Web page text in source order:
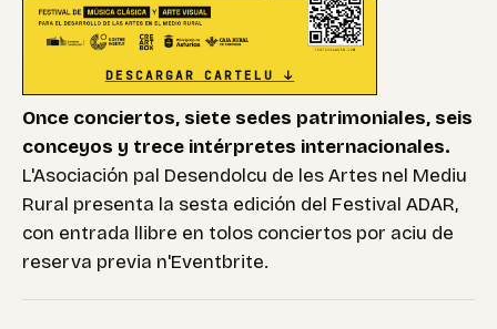
DESCARGAR CARTELU ↓
Once conciertos, siete sedes patrimoniales, seis
conceyos y trece intérpretes internacionales.
L'Asociación pal Desendolcu de les Artes nel Mediu
Rural presenta la sesta edición del Festival ADAR,
con entrada llibre en tolos conciertos por aciu de
reserva previa n'Eventbrite.